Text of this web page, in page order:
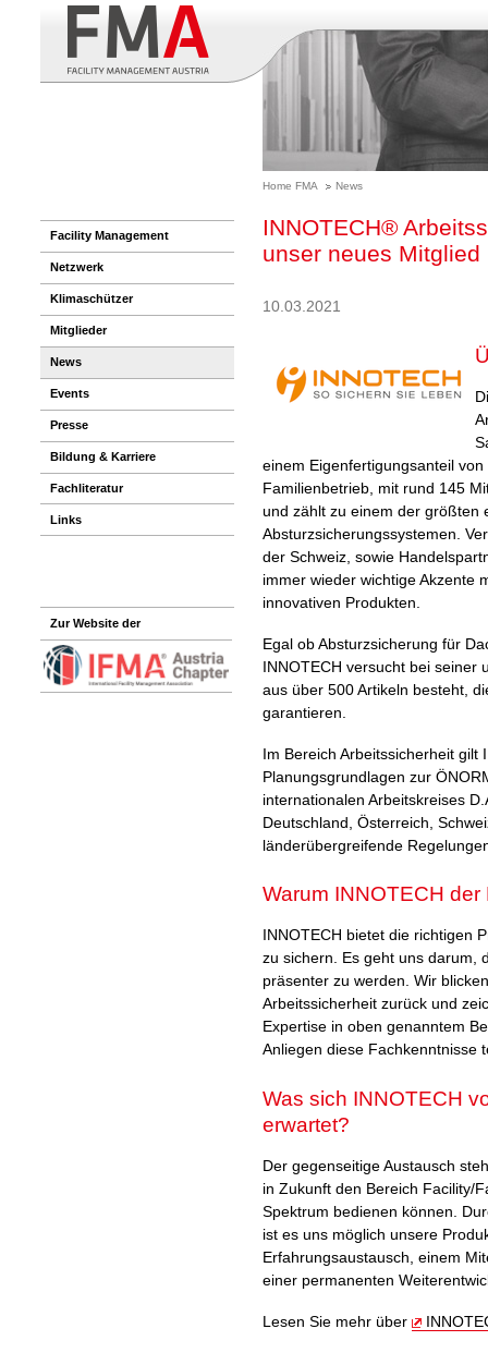
Home FMA News
Facility Management
Netzwerk
Klimaschützer
Mitglieder
News
Events
Presse
Bildung & Karriere
Fachliteratur
Links
Zur Website der
INNOTECH®
unser neues Mitglied
10.03.2021
einem Eigenfertigungsanteil
Familienbetrieb, mit rund 145
und zählt zu einem der größten
Absturzsicherungssystemen.
der Schweiz, sowie
immer wieder wichtige Akzente
innovativen Produkten.
Egal ob Absturzsicherung für
INNOTECH versucht bei seiner
aus über 500 Artikeln besteht,
garantieren.
Im Bereich Arbeitssicherheit gilt
Planungsgrundlagen zur
internationalen Arbeitskreises
Deutschland, Österreich,
länderübergreifende
Warum INNOTECH
INNOTECH bietet die richtigen
zu sichern. Es geht uns darum,
präsenter zu werden. Wir
Arbeitssicherheit zurück und
Expertise in oben genanntem
Anliegen diese Fachkenntnisse
Was sich INNOTECH
erwartet?
Der gegenseitige Austausch
in Zukunft den Bereich Facility/
Spektrum bedienen können.
ist es uns möglich unsere
Erfahrungsaustausch, einem
einer permanenten
Lesen Sie mehr über